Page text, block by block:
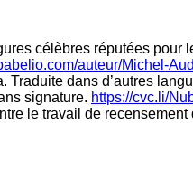
célèbres réputées pour
auteur/Michel-
dans d’autres
signature. https://cvc.li/
le travail de recensement